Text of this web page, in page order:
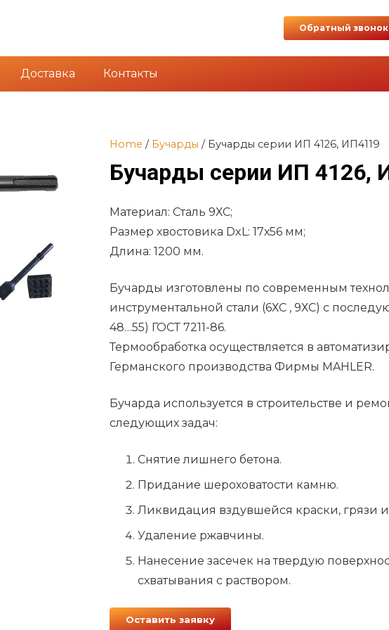
Обратный звонок
Доставка Контакты
Home / Бучарды / Бучарды серии ИП 4126, ИП4119
Бучарды серии ИП 4126,
Материал: Сталь 9ХС;
Размер хвостовика DxL: 17х56 мм;
Длина: 1200 мм.
Бучарды изготовлены по современным
инструментальной стали (6ХС , 9ХС) с
48…55) ГОСТ 7211-86.
Термообработка осуществляется в
Германского производства Фирмы MAHLER.
Бучарда используется в строительстве и
следующих задач:
Снятие лишнего бетона.
Придание шероховатости камню.
Ликвидация вздувшейся краски, грязи
Удаление ржавчины.
Нанесение засечек на твердую
схватывания с раствором.
Оставить заявку